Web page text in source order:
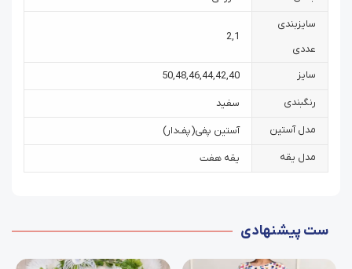
سایزبندی
عددی
1
,
2
سایز 40
,
42
,
44
,
46
,
48
,
50
رنگبندی سفید
مدل آستین آستین پفی‌(پف‌دار)
مدل یقه یقه هفت
ست پیشنهادی